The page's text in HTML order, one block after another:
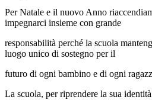
Per Natale e il nuovo Anno
impegnarci insieme con grande
responsabilità perché la scuola
luogo unico di sostegno per il
futuro di ogni bambino e di ogni
La scuola, per riprendere la sua